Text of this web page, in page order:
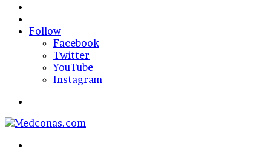
In
Follow
Facebook
Twitter
YouTube
Instagram